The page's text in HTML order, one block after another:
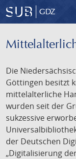
GDZ
Die
Göttingen besitzt
mittelalterliche
wurden seit der
sukzessive
der Deutschen
„Digitalisierung